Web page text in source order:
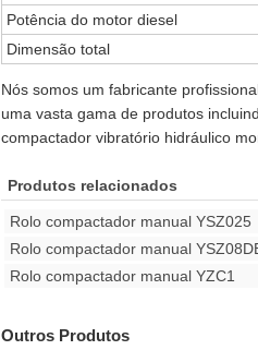
Potência do motor diesel
Dimensão total
Nós somos um fabricante
uma vasta gama de produtos
compactador vibratório hidráulico
Produtos relacionados
Rolo compactador manual YSZ025
Rolo compactador manual
Rolo compactador manual YZC1
Outros Produtos